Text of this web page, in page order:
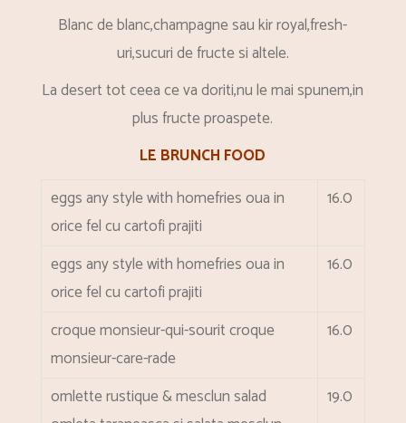
Blanc de blanc,champagne sau kir royal,fresh-
uri,sucuri de fructe si altele.
La desert tot ceea ce va doriti,nu le mai spunem,in
plus fructe proaspete.
LE BRUNCH FOOD
eggs any style with homefriesoua in
orice fel cu cartofi prajiti
16.0
eggs any style with homefriesoua in
orice fel cu cartofi prajiti
16.0
croque monsieur-qui-souritcroque
monsieur-care-rade
16.0
omlette rustique & mesclun salad
19.0